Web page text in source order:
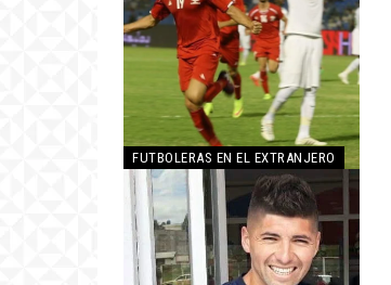
FUTBOLERAS EN EL EXTRANJERO